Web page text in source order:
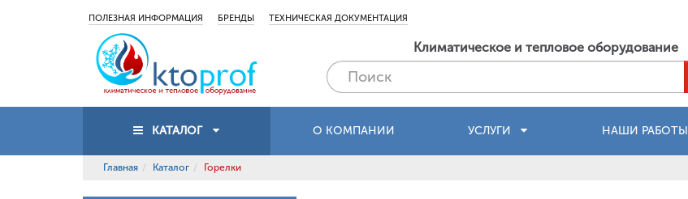
ПОЛЕЗНАЯ ИНФОРМАЦИЯ БРЕНДЫ ТЕХНИЧЕСКАЯ ДОКУМЕНТАЦИЯ
Климатическое и тепловое оборудование
КАТАЛОГ О КОМПАНИИ УСЛУГИ НАШИ РАБОТЫ
Главная Каталог Горелки